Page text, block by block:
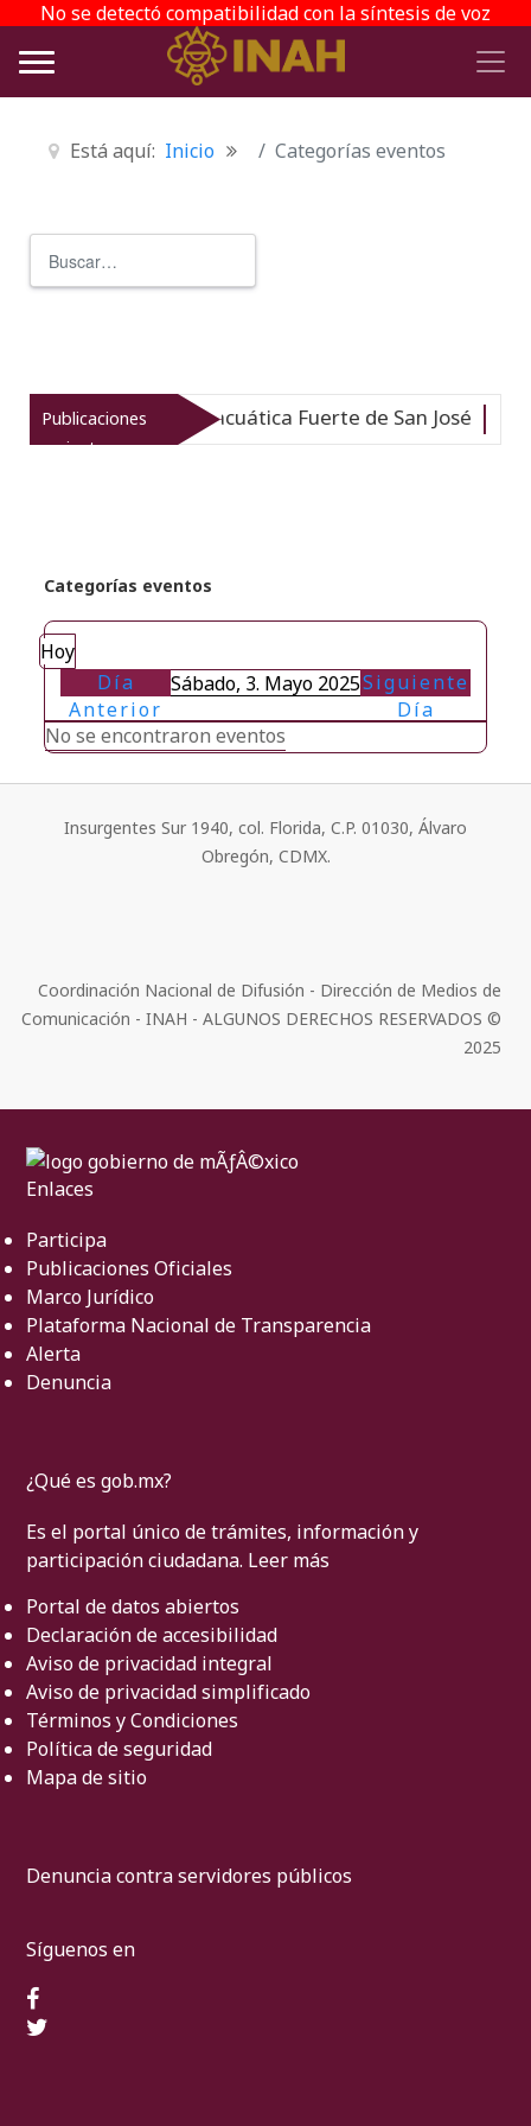
No se detectó compatibilidad con la síntesis de voz
Está aquí: Inicio Categorías eventos
Publicaciones
recientes
de Arqueología Subacuática Fuerte de San José
Categorías eventos
Hoy
Día
Anterior
Sábado, 3. Mayo 2025Siguiente
Día
No se encontraron eventos
Insurgentes Sur 1940, col. Florida, C.P. 01030, Álvaro
Obregón, CDMX.
Coordinación Nacional de Difusión - Dirección de Medios de
Comunicación - INAH - ALGUNOS DERECHOS RESERVADOS ©
2025
Enlaces
Participa
Publicaciones Oficiales
Marco Jurídico
Plataforma Nacional de Transparencia
Alerta
Denuncia
¿Qué es gob.mx?
Es el portal único de trámites, información y
participación ciudadana. Leer más
Portal de datos abiertos
Declaración de accesibilidad
Aviso de privacidad integral
Aviso de privacidad simplificado
Términos y Condiciones
Política de seguridad
Mapa de sitio
Denuncia contra servidores públicos
Síguenos en